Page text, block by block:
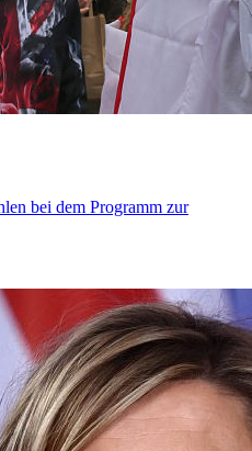
bei dem Programm zur